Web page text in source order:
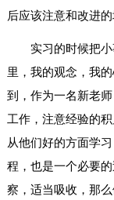
后应该注意和改进的
实习的时候把
里，我的观念，我
到，作为一名新老
工作，注意经验的
从他们好的方面学
程，也是一个必要
察，适当吸收，那